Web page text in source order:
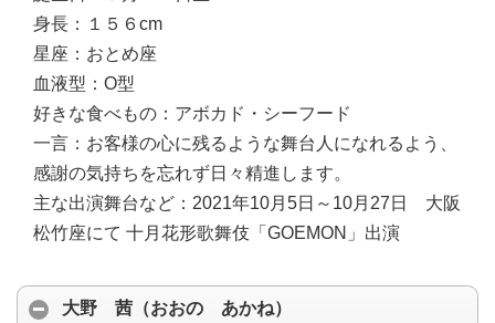
身長：
１５６cm
星座： おとめ座
血液型： O型
好きな食べもの： アボカド・シーフード
一言： お客様の心に残るような舞台人になれるよう、
感謝の気持ちを忘れず日々精進します。
主な出演舞台など： 2021年10月5日～10月27日 大阪
松竹座にて 十月花形歌舞伎「GOEMON」出演
大野 茜（おおの あかね）